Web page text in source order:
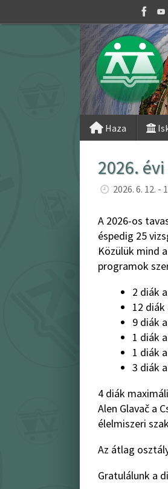
to
Skip
Haza
2026.
2026. 6. 12. -
A 2026-os
éspedig 25
Közülük mind
programok
2 diák
12
9 diák
1 diák
1 diák
3 diák
4 diák
Alen Glavač a
élelmiszeri
Az átlag
Gratulálunk a